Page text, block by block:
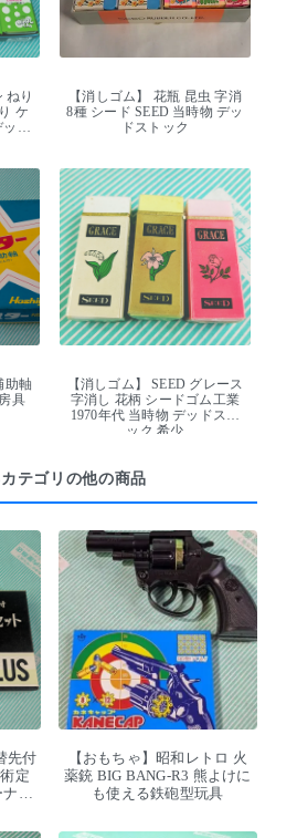
ねり
ケ
ッド
【消しゴム】 花瓶 昆虫 字消
8種 シード SEED 当時物 デッ
ドストック
助軸
具
【消しゴム】 SEED グレース
字消し 花柄 シードゴム工業
1970年代 当時物 デッドスト
ック 希少
テゴリの他の商品
先付
定
ナス
【おもちゃ】昭和レトロ 火
薬銃 BIG BANG-R3 熊よけに
も使える鉄砲型玩具